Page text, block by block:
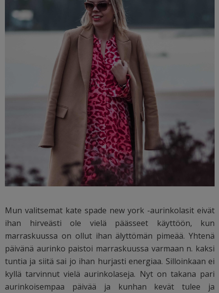
Mun valitsemat kate spade new york -aurinkolasit eivät
ihan hirveästi ole vielä päässeet käyttöön, kun
marraskuussa on ollut ihan älyttömän pimeää. Yhtenä
päivänä aurinko paistoi marraskuussa varmaan n. kaksi
tuntia ja siitä sai jo ihan hurjasti energiaa. Silloinkaan ei
kyllä tarvinnut vielä aurinkolaseja. Nyt on takana pari
aurinkoisempaa päivää ja kunhan kevät tulee ja